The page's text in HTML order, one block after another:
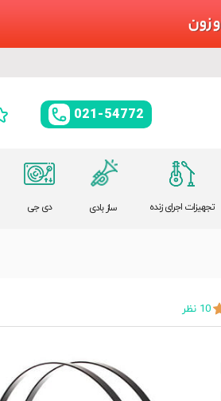
021-54772
تجهیزات اجرای زنده ساز بادی دی جی
10 نظر